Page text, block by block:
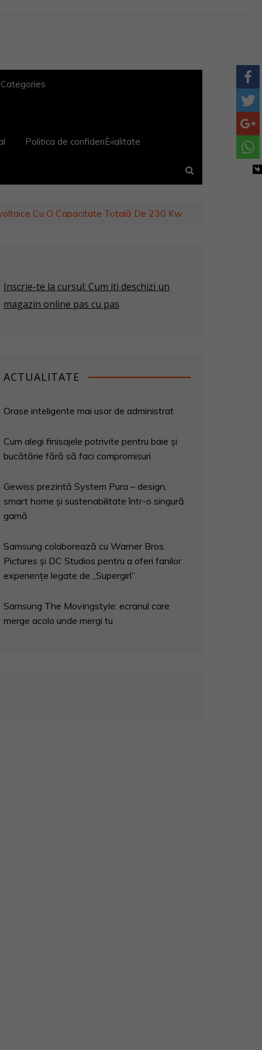
Politica de confidenÈ›ialitate
Cu O Capacitate Totală De 230 Kw
Inscrie-te la cursul: Cum iti deschizi un
magazin online pas cu pas
ACTUALITATE
Orase inteligente mai usor de administrat
Cum alegi finisajele potrivite pentru baie și
bucătărie fără să faci compromisuri
Gewiss prezintă System Pura – design,
smart home și sustenabilitate într-o singură
gamă
Samsung colaborează cu Warner Bros.
Pictures și DC Studios pentru a oferi fanilor
experiențe legate de „Supergirl”
Samsung The Movingstyle: ecranul care
merge acolo unde mergi tu